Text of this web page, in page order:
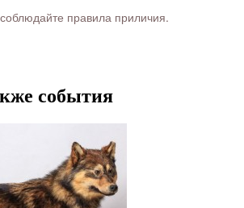
правила приличия.
события